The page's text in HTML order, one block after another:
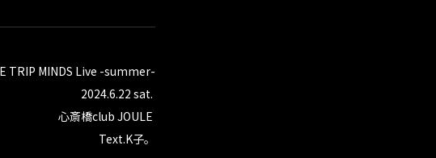
TRIP MINDS Live -summer-
2024.6.22 sat.
心斎橋club JOULE
Text.K子。